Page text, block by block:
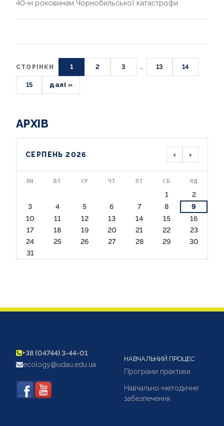
40-м роковинам Чорнобильської катастрофи
СТОРІНКИ 1 2 3 … 13 14
15 далі »
АРХІВ
СЕРПЕНЬ 2026 ‹ ›
ПН ВТ СР ЧТ ПТ СБ НД
1
2
3
4 5 6 7 8
9
10
11 12 13 14 15
16
17
18 19 20 21 22
23
24
25 26 27 28 29
30
31
+38 (04744) 3-44-01
ecology@udau.edu.ua
НАВЧАЛЬНИЙ ПРОЦЕС
Програми практики
Навчально-методичне
забезпечення